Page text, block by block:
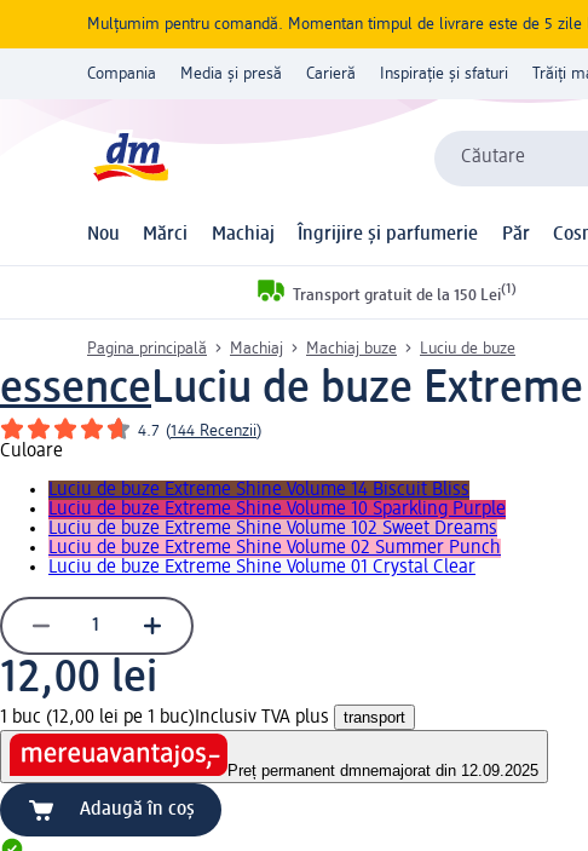
Mulțumim pentru comandă. Momentan timpul de livrare este de 5
Compania Media și presă Carieră Inspirație și sfaturi Trăiți
Căutare
Nou Mărci Machiaj Îngrijire și parfumerie Păr
Transport gratuit de la 150 Lei(1)
Pagina principală Machiaj Machiaj buze Luciu de buze
essenceLuciu de buze
4.7 (144 Recenzii)
Culoare
Luciu de buze Extreme Shine Volume 14 Biscuit Bliss
Luciu de buze Extreme Shine Volume 10 Sparkling Purple
Luciu de buze Extreme Shine Volume 102 Sweet Dreams
Luciu de buze Extreme Shine Volume 02 Summer Punch
Luciu de buze Extreme Shine Volume 01 Crystal Clear
12,00 lei
1 buc (12,00 lei pe 1 buc) Inclusiv TVA plus transport
Preț permanent dmnemajorat din 12.09.2025
Adaugă în coș